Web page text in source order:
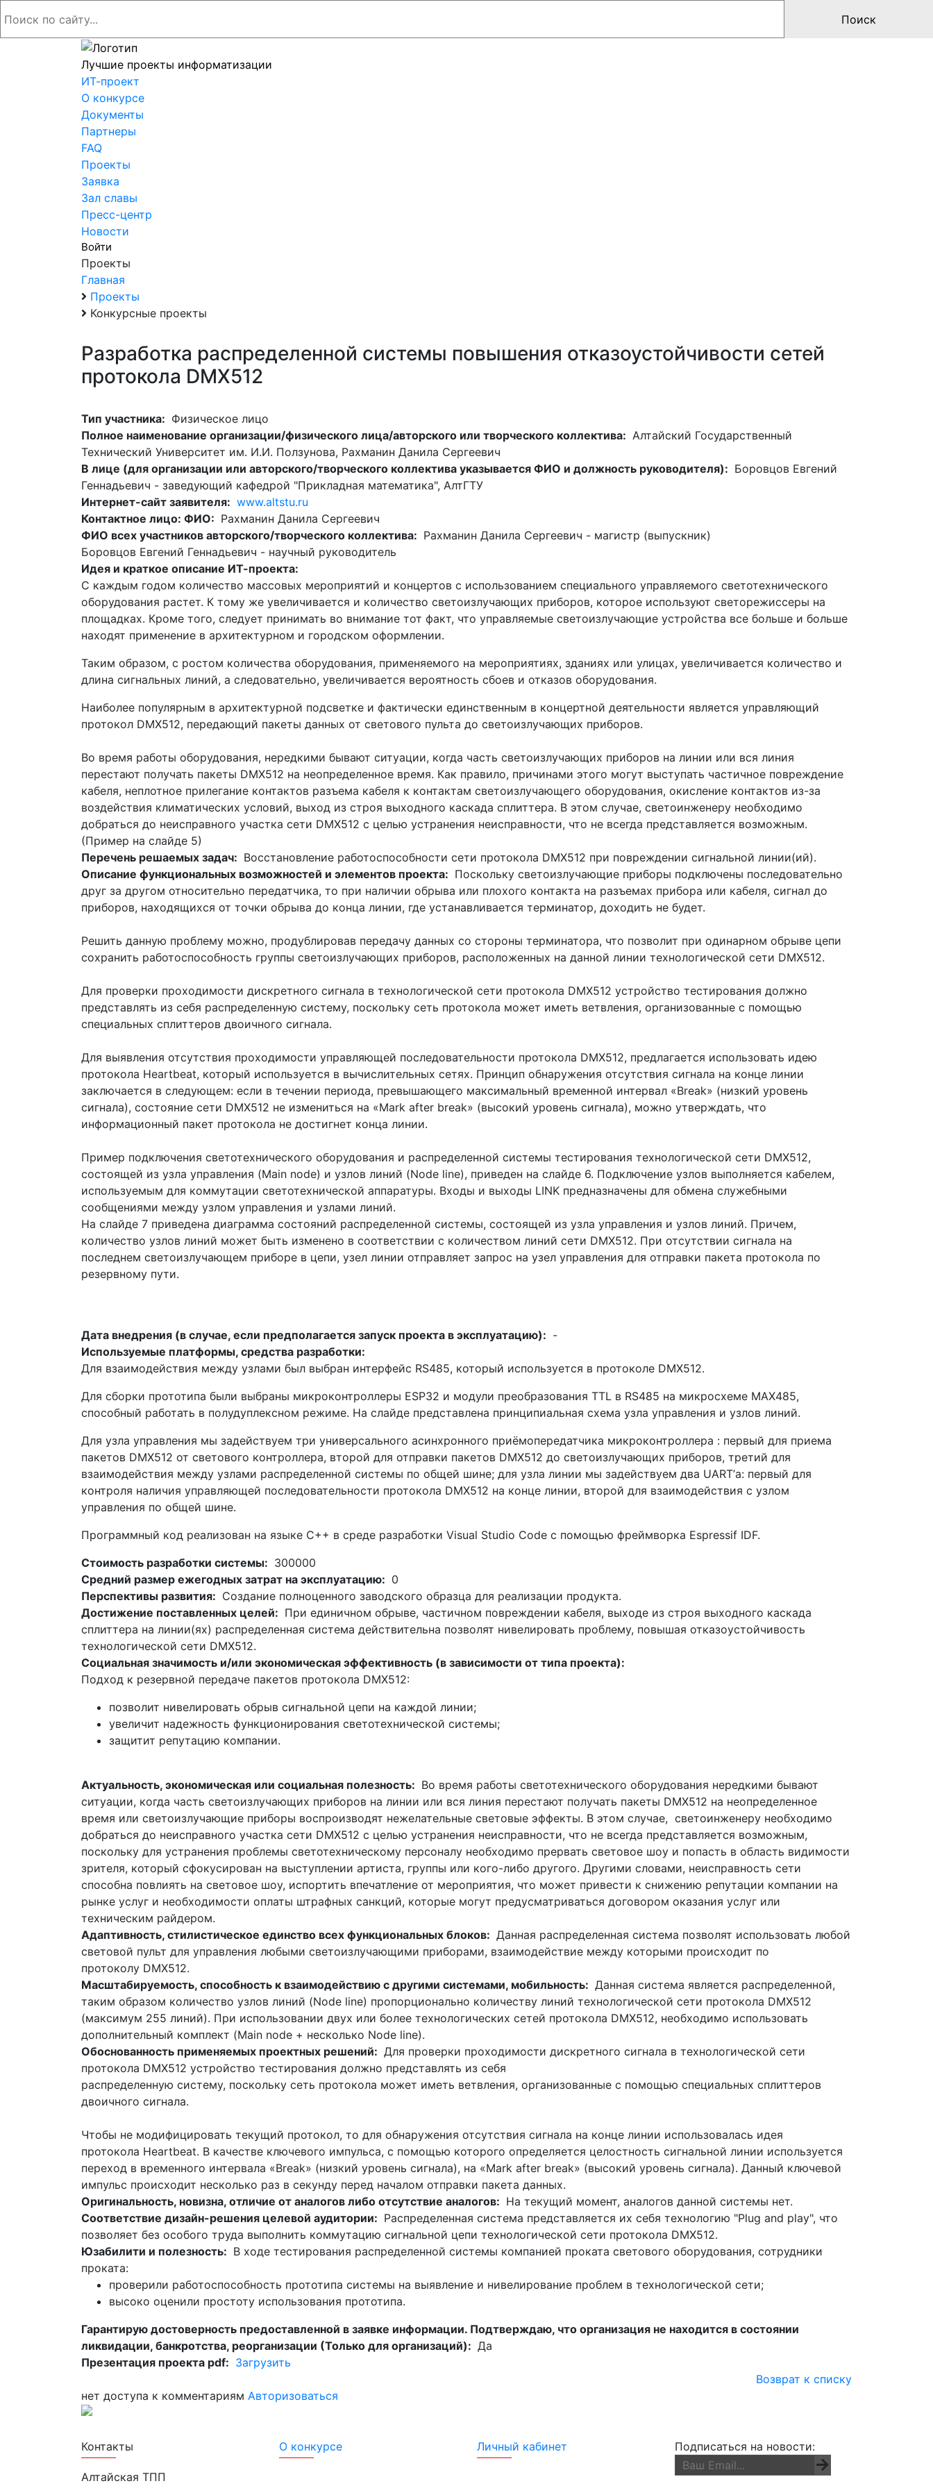
Лучшие проекты информатизации
ИТ-проект
О конкурсе
Документы
Партнеры
FAQ
Проекты
Заявка
Зал славы
Пресс-центр
Новости
Войти
Проекты
Главная
Проекты
Конкурсные проекты
Разработка распределенной системы повышения отказоустойчивости сетей
протокола DMX512
Тип участника: Физическое лицо
Полное наименование организации/физического лица/авторского или творческого коллектива: Алтайский Государственный
Технический Университет им. И.И. Ползунова, Рахманин Данила Сергеевич
В лице (для организации или авторского/творческого коллектива указывается ФИО и должность руководителя): Боровцов Евгений
Геннадьевич - заведующий кафедрой "Прикладная математика", АлтГТУ
Интернет-сайт заявителя: www.altstu.ru
Контактное лицо: ФИО: Рахманин Данила Сергеевич
ФИО всех участников авторского/творческого коллектива: Рахманин Данила Сергеевич - магистр (выпускник)
Боровцов Евгений Геннадьевич - научный руководитель
Идея и краткое описание ИТ-проекта:
С каждым годом количество массовых мероприятий и концертов с использованием специального управляемого светотехнического
оборудования растет. К тому же увеличивается и количество светоизлучающих приборов, которое используют светорежиссеры на
площадках. Кроме того, следует принимать во внимание тот факт, что управляемые светоизлучающие устройства все больше и больше
находят применение в архитектурном и городском оформлении.
Таким образом, с ростом количества оборудования, применяемого на мероприятиях, зданиях или улицах, увеличивается количество и
длина сигнальных линий, а следовательно, увеличивается вероятность сбоев и отказов оборудования.
Наиболее популярным в архитектурной подсветке и фактически единственным в концертной деятельности является управляющий
протокол DMX512, передающий пакеты данных от светового пульта до светоизлучающих приборов.
Во время работы оборудования, нередкими бывают ситуации, когда часть светоизлучающих приборов на линии или вся линия
перестают получать пакеты DMX512 на неопределенное время. Как правило, причинами этого могут выступать частичное повреждение
кабеля, неплотное прилегание контактов разъема кабеля к контактам светоизлучающего оборудования, окисление контактов из-за
воздействия климатических условий, выход из строя выходного каскада сплиттера. В этом случае, светоинженеру необходимо
добраться до неисправного участка сети DMX512 с целью устранения неисправности, что не всегда представляется возможным.
(Пример на слайде 5)
Перечень решаемых задач: Восстановление работоспособности сети протокола DMX512 при повреждении сигнальной линии(ий).
Описание функциональных возможностей и элементов проекта: Поскольку светоизлучающие приборы подключены последовательно
друг за другом относительно передатчика, то при наличии обрыва или плохого контакта на разъемах прибора или кабеля, сигнал до
приборов, находящихся от точки обрыва до конца линии, где устанавливается терминатор, доходить не будет.
Решить данную проблему можно, продублировав передачу данных со стороны терминатора, что позволит при одинарном обрыве цепи
сохранить работоспособность группы светоизлучающих приборов, расположенных на данной линии технологической сети DMX512.
Для проверки проходимости дискретного сигнала в технологической сети протокола DMX512 устройство тестирования должно
представлять из себя распределенную систему, поскольку сеть протокола может иметь ветвления, организованные с помощью
специальных сплиттеров двоичного сигнала.
Для выявления отсутствия проходимости управляющей последовательности протокола DMX512, предлагается использовать идею
протокола Heartbeat, который используется в вычислительных сетях. Принцип обнаружения отсутствия сигнала на конце линии
заключается в следующем: если в течении периода, превышающего максимальный временной интервал «Break» (низкий уровень
сигнала), состояние сети DMX512 не измениться на «Mark after break» (высокий уровень сигнала), можно утверждать, что
информационный пакет протокола не достигнет конца линии.
Пример подключения светотехнического оборудования и распределенной системы тестирования технологической сети DMX512,
состоящей из узла управления (Main node) и узлов линий (Node line), приведен на слайде 6. Подключение узлов выполняется кабелем,
используемым для коммутации светотехнической аппаратуры. Входы и выходы LINK предназначены для обмена служебными
сообщениями между узлом управления и узлами линий.
На слайде 7 приведена диаграмма состояний распределенной системы, состоящей из узла управления и узлов линий. Причем,
количество узлов линий может быть изменено в соответствии с количеством линий сети DMX512. При отсутствии сигнала на
последнем светоизлучающем приборе в цепи, узел линии отправляет запрос на узел управления для отправки пакета протокола по
резервному пути.
Дата внедрения (в случае, если предполагается запуск проекта в эксплуатацию): -
Используемые платформы, средства разработки:
Для взаимодействия между узлами был выбран интерфейс RS485, который используется в протоколе DMX512.
Для сборки прототипа были выбраны микроконтроллеры ESP32 и модули преобразования TTL в RS485 на микросхеме MAX485,
способный работать в полудуплексном режиме. На слайде представлена принципиальная схема узла управления и узлов линий.
Для узла управления мы задействуем три универсального асинхронного приёмопередатчика микроконтроллера : первый для приема
пакетов DMX512 от светового контроллера, второй для отправки пакетов DMX512 до светоизлучающих приборов, третий для
взаимодействия между узлами распределенной системы по общей шине; для узла линии мы задействуем два UART’а: первый для
контроля наличия управляющей последовательности протокола DMX512 на конце линии, второй для взаимодействия с узлом
управления по общей шине.
Программный код реализован на языке С++ в среде разработки Visual Studio Code с помощью фреймворка Espressif IDF.
Стоимость разработки системы: 300000
Средний размер ежегодных затрат на эксплуатацию: 0
Перспективы развития: Создание полноценного заводского образца для реализации продукта.
Достижение поставленных целей: При единичном обрыве, частичном повреждении кабеля, выходе из строя выходного каскада
сплиттера на линии(ях) распределенная система действительна позволят нивелировать проблему, повышая отказоустойчивость
технологической сети DMX512.
Социальная значимость и/или экономическая эффективность (в зависимости от типа проекта):
Подход к резервной передаче пакетов протокола DMX512:
позволит нивелировать обрыв сигнальной цепи на каждой линии;
увеличит надежность функционирования светотехнической системы;
защитит репутацию компании.
Актуальность, экономическая или социальная полезность: Во время работы светотехнического оборудования нередкими бывают
ситуации, когда часть светоизлучающих приборов на линии или вся линия перестают получать пакеты DMX512 на неопределенное
время или светоизлучающие приборы воспроизводят нежелательные световые эффекты. В этом случае, светоинженеру необходимо
добраться до неисправного участка сети DMX512 с целью устранения неисправности, что не всегда представляется возможным,
поскольку для устранения проблемы светотехническому персоналу необходимо прервать световое шоу и попасть в область видимости
зрителя, который сфокусирован на выступлении артиста, группы или кого-либо другого. Другими словами, неисправность сети
способна повлиять на световое шоу, испортить впечатление от мероприятия, что может привести к снижению репутации компании на
рынке услуг и необходимости оплаты штрафных санкций, которые могут предусматриваться договором оказания услуг или
техническим райдером.
Адаптивность, стилистическое единство всех функциональных блоков: Данная распределенная система позволят использовать любой
световой пульт для управления любыми светоизлучающими приборами, взаимодействие между которыми происходит по
протоколу DMX512.
Масштабируемость, способность к взаимодействию с другими системами, мобильность: Данная система является распределенной,
таким образом количество узлов линий (Node line) пропорционально количеству линий технологической сети протокола DMX512
(максимум 255 линий). При использовании двух или более технологических сетей протокола DMX512, необходимо использовать
дополнительный комплект (Main node + несколько Node line).
Обоснованность применяемых проектных решений: Для проверки проходимости дискретного сигнала в технологической сети
протокола DMX512 устройство тестирования должно представлять из себя
распределенную систему, поскольку сеть протокола может иметь ветвления, организованные с помощью специальных сплиттеров
двоичного сигнала.
Чтобы не модифицировать текущий протокол, то для обнаружения отсутствия сигнала на конце линии использовалась идея
протокола Heartbeat. В качестве ключевого импульса, с помощью которого определяется целостность сигнальной линии используется
переход в временного интервала «Break» (низкий уровень сигнала), на «Mark after break» (высокий уровень сигнала). Данный ключевой
импульс происходит несколько раз в секунду перед началом отправки пакета данных.
Оригинальность, новизна, отличие от аналогов либо отсутствие аналогов: На текущий момент, аналогов данной системы нет.
Соответствие дизайн-решения целевой аудитории: Распределенная система представляется их себя технологию "Plug and play", что
позволяет без особого труда выполнить коммутацию сигнальной цепи технологической сети протокола DMX512.
Юзабилити и полезность: В ходе тестирования распределенной системы компанией проката светового оборудования, сотрудники
проката:
проверили работоспособность прототипа системы на выявление и нивелирование проблем в технологической сети;
высоко оценили простоту использования прототипа.
Гарантирую достоверность предоставленной в заявке информации. Подтверждаю, что организация не находится в состоянии
ликвидации, банкротства, реорганизации (Только для организаций): Да
Презентация проекта pdf: Загрузить
Возврат к списку
нет доступа к комментариям Авторизоваться
Контакты
Алтайская ТПП
О конкурсе Личный кабинет Подписаться на новости: